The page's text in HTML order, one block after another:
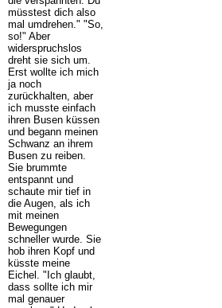
müsstest dich also
mal umdrehen." "So,
so!" Aber
widerspruchslos
dreht sie sich um.
Erst wollte ich mich
ja noch
zurückhalten, aber
ich musste einfach
ihren Busen küssen
und begann meinen
Schwanz an ihrem
Busen zu reiben.
Sie brummte
entspannt und
schaute mir tief in
die Augen, als ich
mit meinen
Bewegungen
schneller wurde. Sie
hob ihren Kopf und
küsste meine
Eichel. "Ich glaubt,
dass sollte ich mir
mal genauer